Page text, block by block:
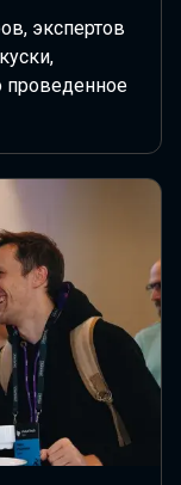
экспертов
проведенное